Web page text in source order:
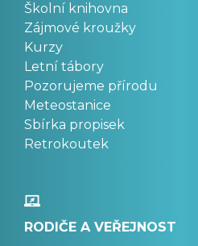
Školní knihovna
Zájmové kroužky
Kurzy
Letní tábory
Pozorujeme přírodu
Meteostanice
Sbírka propisek
Retrokoutek
RODIČE A VEŘEJNOST